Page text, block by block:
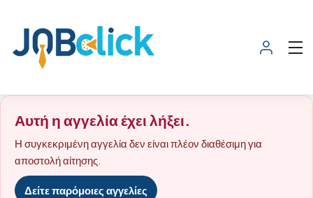
Αυτή η αγγελία έχει λήξει.
Η συγκεκριμένη αγγελία δεν είναι πλέον διαθέσιμη για
αποστολή αίτησης.
Δείτε παρόμοιες αγγελίες